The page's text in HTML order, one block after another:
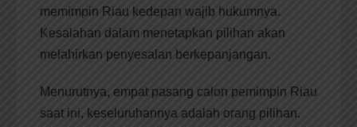
memimpin Riau kedepan wajib hukumnya.
Kesalahan dalam menetapkan pilihan akan
melahirkan penyesalan berkepanjangan.
Menurutnya, empat pasang calon pemimpin Riau
saat ini, keseluruhannya adalah orang pilihan.